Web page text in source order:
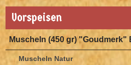
Vorspeisen
Muscheln (450 gr) "Goudmerk"
Muscheln Natur